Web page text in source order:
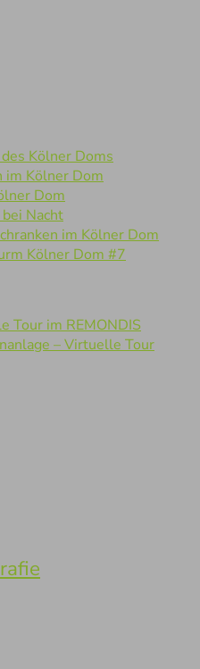
Kölner Doms
im Kölner Dom
Dom
Nacht
im Kölner Dom
Kölner Dom #7
Tour im REMONDIS
– Virtuelle Tour